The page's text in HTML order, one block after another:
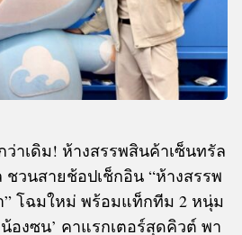
าเดิม! ห้างสรรพสินค้าเซ็นทรัล
ชวนสายช้อปเช็กอิน “ห้างสรรพ
” โฉมใหม่ พร้อมแท็กทีม 2 หนุ่ม
องซน’ คาแรกเตอร์สุดคิวต์ พา